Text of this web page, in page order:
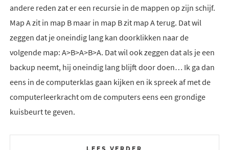
andere reden zat er een recursie in de mappen op zijn schijf.
Map A zit in map B maar in map B zit map A terug. Dat wil
zeggen dat je oneindig lang kan doorklikken naar de
volgende map: A>B>A>B>A. Dat wil ook zeggen dat als je een
backup neemt, hij oneindig lang blijft door doen… Ik ga dan
eens in de computerklas gaan kijken en ik spreek af met de
computerleerkracht om de computers eens een grondige
kuisbeurt te geven.